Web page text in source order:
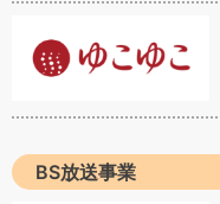
BS放送事業